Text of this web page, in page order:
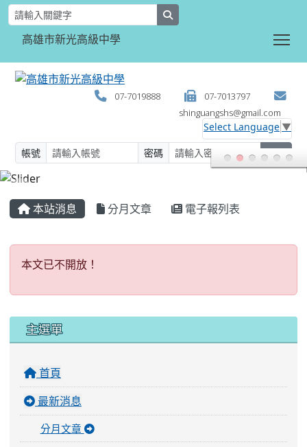
高雄市新光高級中學
07-7019888
07-7013797
shinguangshs@gmail.com
Select Language ▼
帳號
密碼 登入
本站消息 分月文章 電子報列表
本文已不開放！
本文已不開放！
::: 主選單
首頁
最新消息
分月文章